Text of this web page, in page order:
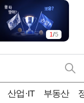
1/5
산업·IT 부동산